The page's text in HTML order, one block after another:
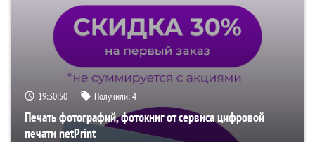
19:30:49 Получили:4
Печать фотографий, фотокниг от сервиса цифровой
печати netPrint